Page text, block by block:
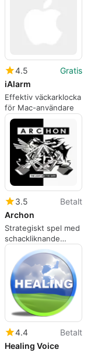
4.5
Gratis
iAlarm
Effektiv väckarklocka
för Mac-användare
3.5
Betalt
Archon
Strategiskt spel med
schackliknande
inslag
4.4
Betalt
Healing Voice